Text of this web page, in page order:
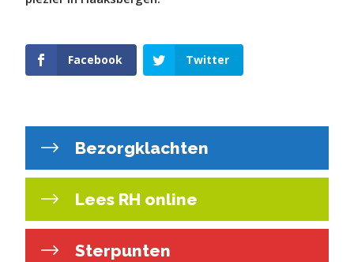
Facebook Twitter
Bezorgklachten
Lees RH online
Sterpunten